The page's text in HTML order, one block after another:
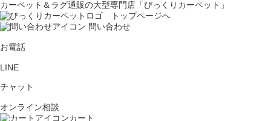
カーペット＆ラグ通販の大型専門店「びっくりカーペット」
問い合わせ
お電話
LINE
チャット
オンライン相談
カート